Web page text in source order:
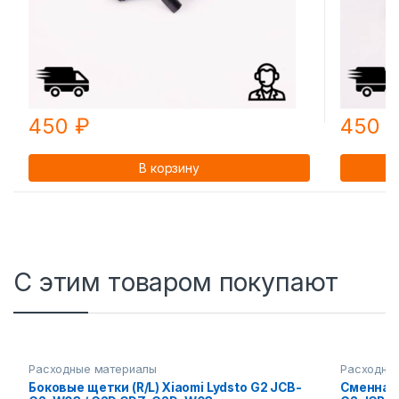
450 ₽
В корзину
450
С этим товаром покупают
Расходные материалы
Боковые щетки (R/L) Xiaomi Lydsto G2 JCB-
Сменная